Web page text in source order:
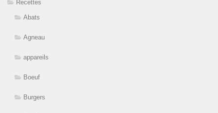
Recettes
Abats
Agneau
appareils
Boeuf
Burgers